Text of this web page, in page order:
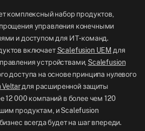
комплексный набор продуктов,
управления конечными
и доступом для ИТ-команд.
включает Scalefusion UEM для
устройствами, Scalefusion
доступа на основе принципа нулевого
Veltarдля расширенной защиты
12 000 компаний в более чем 120
продуктам, и Scalefusion
всегда будет на шаг впереди.